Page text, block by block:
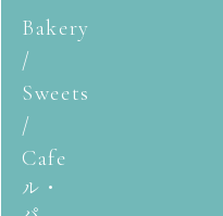
Bakery
/
Sweets
/
Cafe
ル・